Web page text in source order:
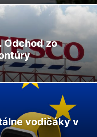
Odchod zo
vodičáky v